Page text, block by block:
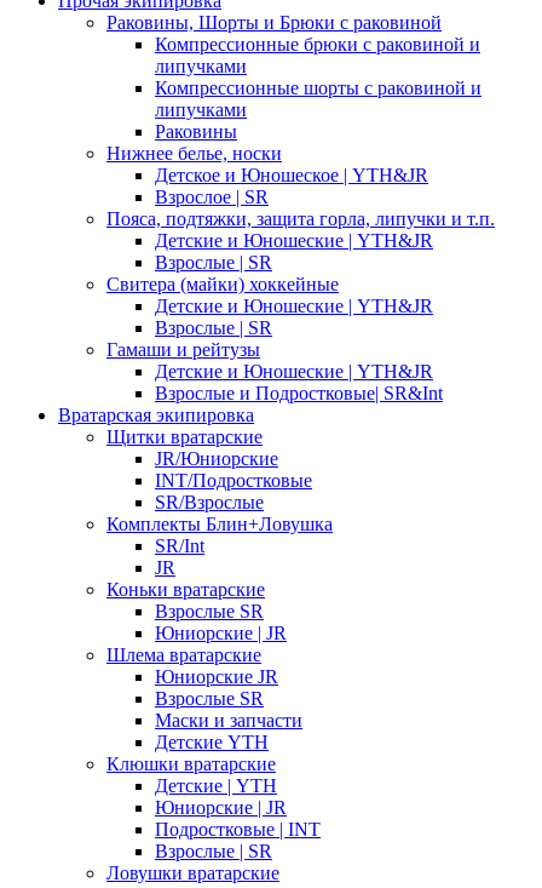
Раковины, Шорты и Брюки с раковиной
Компрессионные брюки с раковиной и
липучками
Компрессионные шорты с раковиной и
липучками
Раковины
Нижнее белье, носки
Детское и Юношеское | YTH&JR
Взрослое | SR
Пояса, подтяжки, защита горла, липучки и т.п.
Детские и Юношеские | YTH&JR
Взрослые | SR
Свитера (майки) хоккейные
Детские и Юношеские | YTH&JR
Взрослые | SR
Гамаши и рейтузы
Детские и Юношеские | YTH&JR
Взрослые и Подростковые| SR&Int
Вратарская экипировка
Щитки вратарские
JR/Юниорские
INT/Подростковые
SR/Взрослые
Комплекты Блин+Ловушка
SR/Int
JR
Коньки вратарские
Взрослые SR
Юниорские | JR
Шлема вратарские
Юниорские JR
Взрослые SR
Маски и запчасти
Детские YTH
Клюшки вратарские
Детские | YTH
Юниорские | JR
Подростковые | INT
Взрослые | SR
Ловушки вратарские